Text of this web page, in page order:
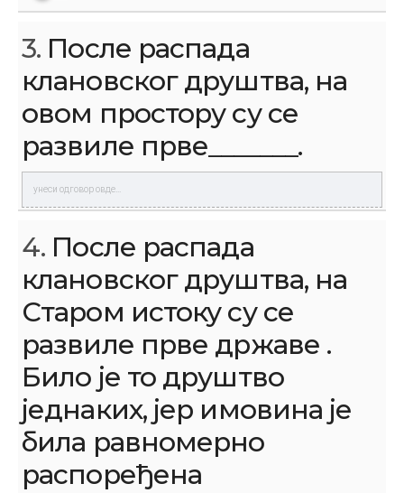
3. После распада
клановског друштва, на
овом простору су се
развиле прве_______.
4. После распада
клановског друштва, на
Старом истоку су се
развиле прве државе .
Било је то друштво
једнаких, јер имовина је
била равномерно
распоређена